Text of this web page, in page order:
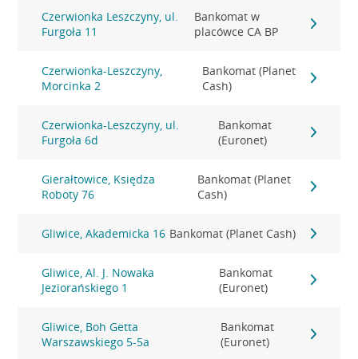
Czerwionka Leszczyny, ul.
Furgoła 11
Bankomat w
placówce CA BP
Czerwionka-Leszczyny,
Morcinka 2
Bankomat (Planet
Cash)
Czerwionka-Leszczyny, ul.
Furgoła 6d
Bankomat
(Euronet)
Gierałtowice, Księdza
Roboty 76
Bankomat (Planet
Cash)
Gliwice, Akademicka 16 Bankomat (Planet Cash)
Gliwice, Al. J. Nowaka
Jeziorańskiego 1
Bankomat
(Euronet)
Gliwice, Boh Getta
Warszawskiego 5-5a
Bankomat
(Euronet)